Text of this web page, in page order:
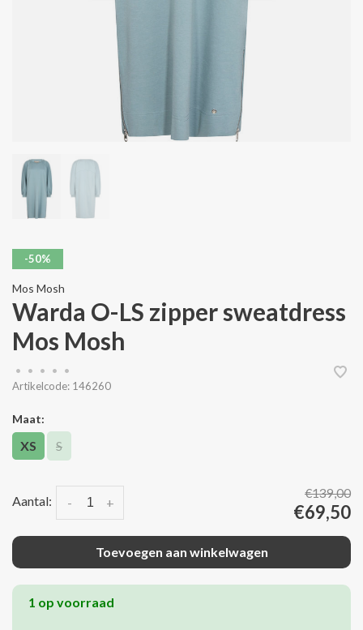
-50%
Mos Mosh
Warda O-LS zipper sweatdress
Mos Mosh
• • • •
•
Artikelcode: 146260
Maat:
XS S
Aantal: +
-
€139,00
€69,50
Toevoegen aan winkelwagen
1 op voorraad